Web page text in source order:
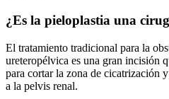
¿Es la pieloplastia una
El tratamiento tradicional para la
ureteropélvica es una gran incisión
para cortar la zona de cicatrización
a la pelvis renal.